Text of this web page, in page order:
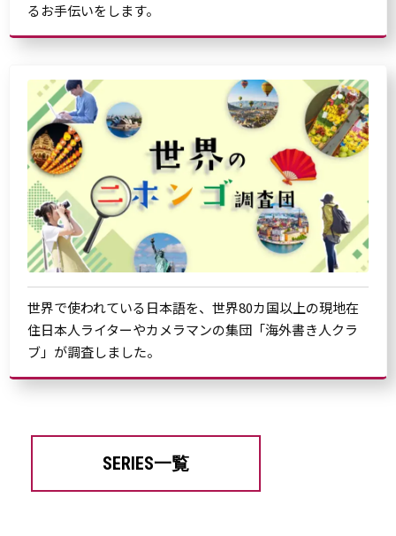
るお手伝いをします。
世界で使われている日本語を、世界80カ国以上の現地在
住日本人ライターやカメラマンの集団「海外書き人クラ
ブ」が調査しました。
SERIES一覧